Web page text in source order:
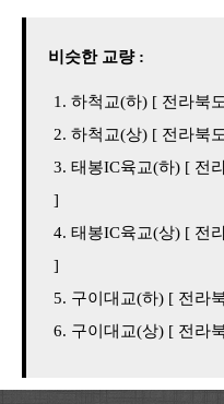
비슷한 교량 :
하척교(하) [ 전라북
하척교(상) [ 전라북
태봉IC육교(하) [ 전
]
태봉IC육교(상) [ 전
]
구이대교(하) [ 전라
구이대교(상) [ 전라